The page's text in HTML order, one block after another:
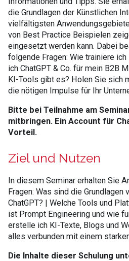
die Grundlagen der Künstlichen
vielfältigsten
von Best Practice Beispielen
eingesetzt werden kann. Dabei
folgende Fragen: Wie trainiere
ich ChatGPT & Co. für mein B2B
KI-Tools gibt es? Holen Sie sich
die nötigen Impulse für Ihr
Bitte bei Teilnahme am
mitbringen. Ein Account für
Vorteil.
Ziel und Nutzen
In diesem Seminar erhalten Sie
Fragen: Was sind die Grundlagen
ChatGPT? | Welche Tools und
ist Prompt Engineering und wie
erstelle ich KI-Texte, Blogs und
alles verbunden mit einem
Die Inhalte dieser Schulung